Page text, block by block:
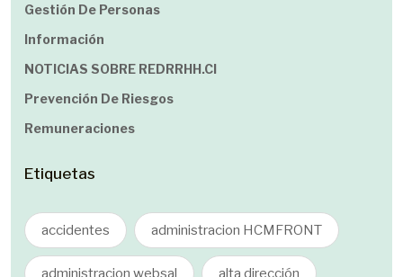
Gestión De Personas
Información
NOTICIAS SOBRE REDRRHH.cl
Prevención De Riesgos
Remuneraciones
Etiquetas
accidentes administracion HCMFRONT
administracion websal alta dirección